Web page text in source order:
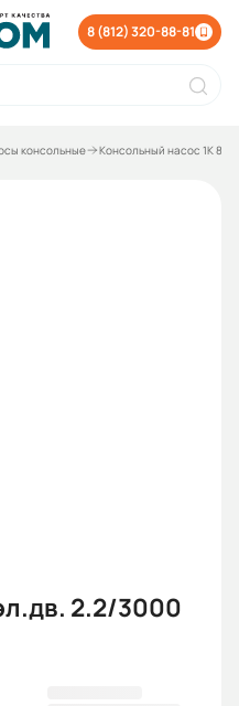
8 (812) 320-88-81
консольные Консольный насос 1К 8/
1К 8/18 с эл.дв. 2.2/3000